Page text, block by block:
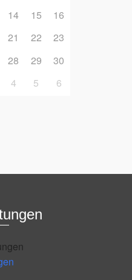
14 15
16
21 22
23
28 29
30
4 5 6